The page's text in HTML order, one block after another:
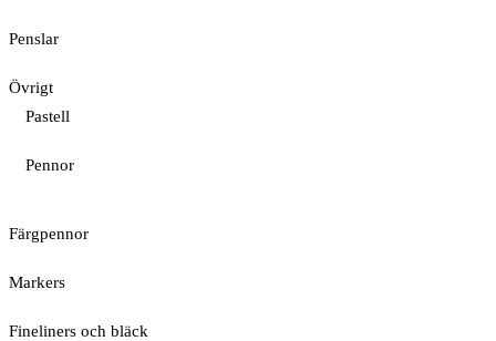
Penslar
Övrigt
Pastell
Pennor
Färgpennor
Markers
Fineliners och bläck